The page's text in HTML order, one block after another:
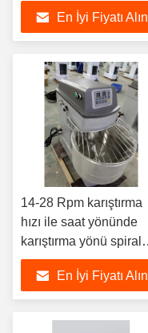
karıştırma için
En İyi Fiyatı Alın
14-28 Rpm karıştırma
hızı ile saat yönünde
karıştırma yönü spiral
hamur karıştırıcı
En İyi Fiyatı Alın